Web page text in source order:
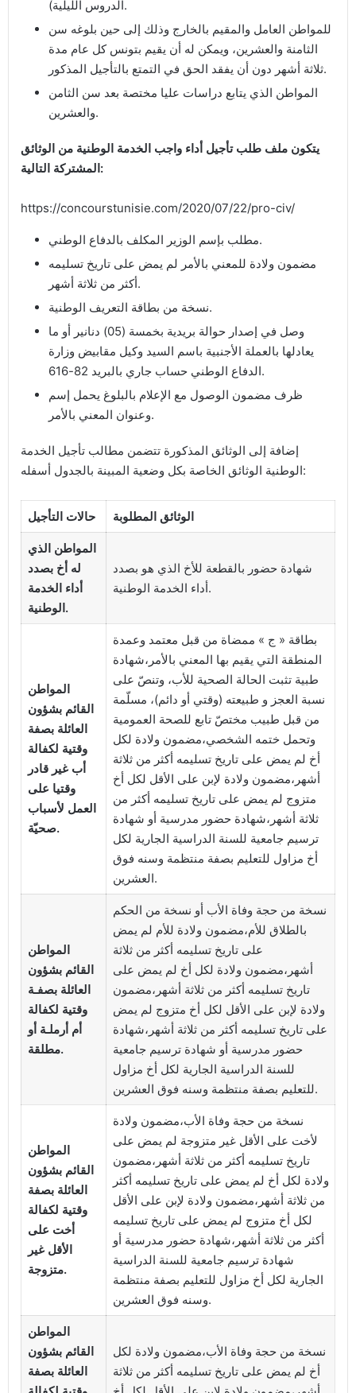
الدروس الليلية).
للمواطن العامل والمقيم بالخارج وذلك إلى حين بلوغه سن
الثامنة والعشرين، ويمكن له أن يقيم بتونس كل عام مدة
ثلاثة أشهر دون أن يفقد الحق في التمتع بالتأجيل المذكور.
المواطن الذي يتابع دراسات عليا مختصة بعد سن الثامن
والعشرين.
يتكون ملف طلب تأجيل أداء واجب الخدمة الوطنية من الوثائق
المشتركة التالية:
https://concourstunisie.com/2020/07/22/pro-civ/
مطلب بإسم الوزير المكلف بالدفاع الوطني.
مضمون ولادة للمعني بالأمر لم يمض على تاريخ تسليمه
أكثر من ثلاثة أشهر.
نسخة من بطاقة التعريف الوطنية.
وصل في إصدار حوالة بريدية بخمسة (05) دنانير أو ما
يعادلها بالعملة الأجنبية باسم السيد وكيل مقابيض وزارة
الدفاع الوطني حساب جاري بالبريد 82-616.
ظرف مضمون الوصول مع الإعلام بالبلوغ يحمل إسم
وعنوان المعني بالأمر.
إضافة إلى الوثائق المذكورة تتضمن مطالب تأجيل الخدمة
الوطنية الوثائق الخاصة بكل وضعية المبينة بالجدول أسفله:
حالات التأجيل الوثائق المطلوبة
المواطن الذي
له أخ بصدد
أداء الخدمة
الوطنية.
شهادة حضور بالقطعة للأخ الذي هو بصدد
أداء الخدمة الوطنية.
المواطن
القائم بشؤون
العائلة بصفة
وقتية لكفالة
أب غير قادر
وقتيا على
العمل لأسباب
صحيّة.
بطاقة « ج » ممضاة من قبل معتمد وعمدة
المنطقة التي يقيم بها المعني بالأمر،شهادة
طبية تثبت الحالة الصحية للأب، وتنصّ على
نسبة العجز و طبيعته (وقتي أو دائم)، مسلّمة
من قبل طبيب مختصّ تابع للصحة العمومية
وتحمل ختمه الشخصي،مضمون ولادة لكل
أخ لم يمض على تاريخ تسليمه أكثر من ثلاثة
أشهر،مضمون ولادة لإبن على الأقل لكل أخ
متزوج لم يمض على تاريخ تسليمه أكثر من
ثلاثة أشهر،شهادة حضور مدرسية أو شهادة
ترسيم جامعية للسنة الدراسية الجارية لكل
أخ مزاول للتعليم بصفة منتظمة وسنه فوق
العشرين.
المواطن
القائم بشؤون
العائلة بصفـة
وقتية لكفالة
أم أرملـة أو
مطلقة.
نسخة من حجة وفاة الأب أو نسخة من الحكم
بالطلاق للأم،مضمون ولادة للأم لم يمض
على تاريخ تسليمه أكثر من ثلاثة
أشهر،مضمون ولادة لكل أخ لم يمض على
تاريخ تسليمه أكثر من ثلاثة أشهر،مضمون
ولادة لإبن على الأقل لكل أخ متزوج لم يمض
على تاريخ تسليمه أكثر من ثلاثة أشهر،شهادة
حضور مدرسية أو شهادة ترسيم جامعية
للسنة الدراسية الجارية لكل أخ مزاول
للتعليم بصفة منتظمة وسنه فوق العشرين.
المواطن
القائم بشؤون
العائلة بصفة
وقتية لكفالة
أخت على
الأقل غير
متزوجة.
نسخة من حجة وفاة الأب،مضمون ولادة
لأخت على الأقل غير متزوجة لم يمض على
تاريخ تسليمه أكثر من ثلاثة أشهر،مضمون
ولادة لكل أخ لم يمض على تاريخ تسليمه أكثر
من ثلاثة أشهر،مضمون ولادة لإبن على الأقل
لكل أخ متزوج لم يمض على تاريخ تسليمه
أكثر من ثلاثة أشهر،شهادة حضور مدرسية أو
شهادة ترسيم جامعية للسنة الدراسية
الجارية لكل أخ مزاول للتعليم بصفة منتظمة
وسنه فوق العشرين.
المواطن
القائم بشؤون
العائلة بصفة
نسخة من حجة وفاة الأب،مضمون ولادة لكل
أخ لم يمض على تاريخ تسليمه أكثر من ثلاثة